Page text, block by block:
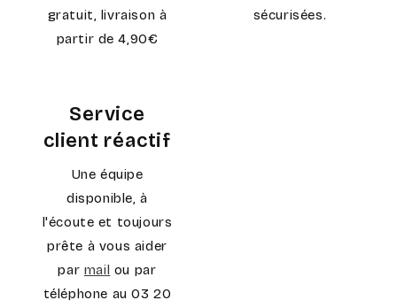
gratuit, livraison à
partir de 4,90€
sécurisées.
Service
client réactif
Une équipe
disponible, à
l'écoute et toujours
prête à vous aider
par mail ou par
téléphone au 03 20